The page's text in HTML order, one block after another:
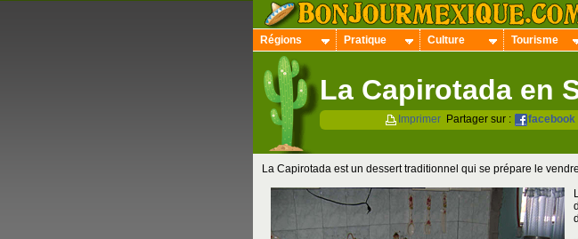
Régions Pratique Culture Tourisme
La Capirotada en
Imprimer Partager sur : facebook
La Capirotada est un dessert traditionnel qui se prépare le